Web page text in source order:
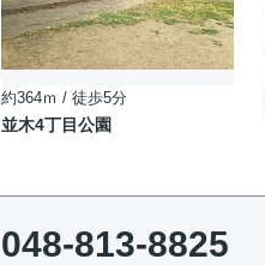
約364ｍ / 徒歩5分
並木4丁目公園
048-813-8825